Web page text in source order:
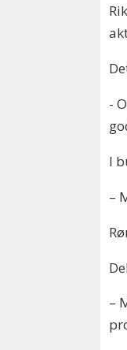
-
I
–
–